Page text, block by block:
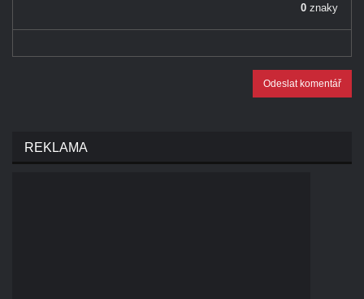
0 znaky
Odeslat komentář
REKLAMA